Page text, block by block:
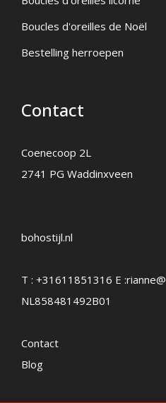
Boucles d'oreilles de Noël
Bestelling herroepen
Contact
Coenecoop 2L
2741 PG Waddinxveen
bohostijl.nl
T : +31611851316 E :rianne@
NL858481492B01
Contact
Blog